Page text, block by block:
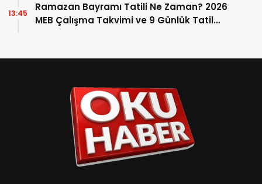
Ramazan Bayramı Tatili Ne Zaman? 2026
MEB Çalışma Takvimi ve 9 Günlük Tatil
13:45